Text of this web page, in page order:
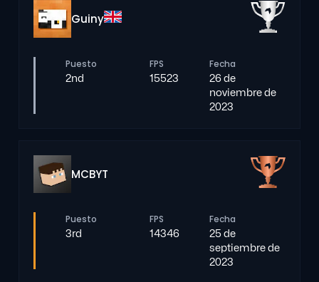
Guiny
Puesto
2nd
FPS
15523
Fecha
26 de
noviembre de
2023
MCBYT
Puesto
3rd
FPS
14346
Fecha
25 de
septiembre de
2023